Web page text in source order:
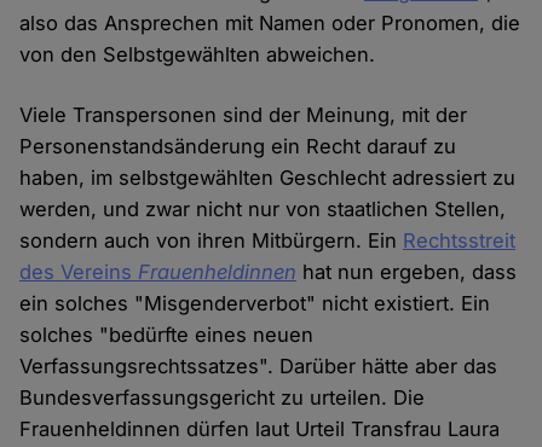
also das Ansprechen mit Namen oder Pronomen, die
von den Selbstgewählten abweichen.
Viele Transpersonen sind der Meinung, mit der
Personenstandsänderung ein Recht darauf zu
haben, im selbstgewählten Geschlecht adressiert zu
werden, und zwar nicht nur von staatlichen Stellen,
sondern auch von ihren Mitbürgern. Ein Rechtsstreit
des Vereins Frauenheldinnen hat nun ergeben, dass
ein solches "Misgenderverbot" nicht existiert. Ein
solches "bedürfte eines neuen
Verfassungsrechtssatzes". Darüber hätte aber das
Bundesverfassungsgericht zu urteilen. Die
Frauenheldinnen dürfen laut Urteil Transfrau Laura